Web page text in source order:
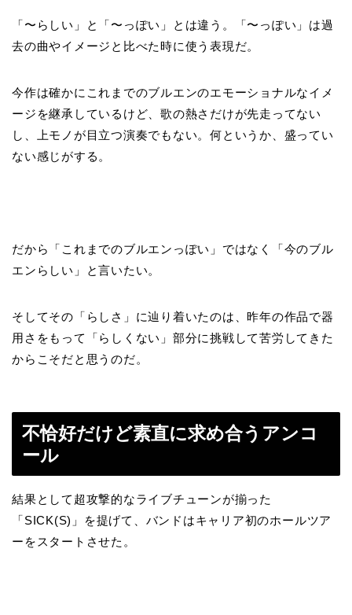
「〜らしい」と「〜っぽい」とは違う。「〜っぽい」は過
去の曲やイメージと比べた時に使う表現だ。
今作は確かにこれまでのブルエンのエモーショナルなイメ
ージを継承しているけど、歌の熱さだけが先走ってない
し、上モノが目立つ演奏でもない。何というか、盛ってい
ない感じがする。
だから「これまでのブルエンっぽい」ではなく「今のブル
エンらしい」と言いたい。
そしてその「らしさ」に辿り着いたのは、昨年の作品で器
用さをもって「らしくない」部分に挑戦して苦労してきた
からこそだと思うのだ。
不恰好だけど素直に求め合うアンコ
ール
結果として超攻撃的なライブチューンが揃った
「SICK(S)」を提げて、バンドはキャリア初のホールツア
ーをスタートさせた。